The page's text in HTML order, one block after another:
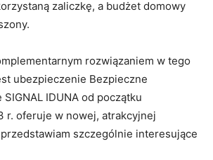
zaliczkę, a budżet domowy
rozwiązaniem w tego
ubezpieczenie Bezpieczne
IDUNA od początku
r. oferuje w nowej, atrakcyjnej
szczególnie interesujące